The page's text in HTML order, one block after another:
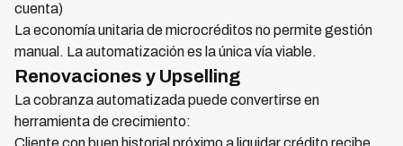
cuenta)
La economía unitaria de microcréditos no permite gestión
manual. La automatización es la única vía viable.
Renovaciones y Upselling
La cobranza automatizada puede convertirse en
herramienta de crecimiento: